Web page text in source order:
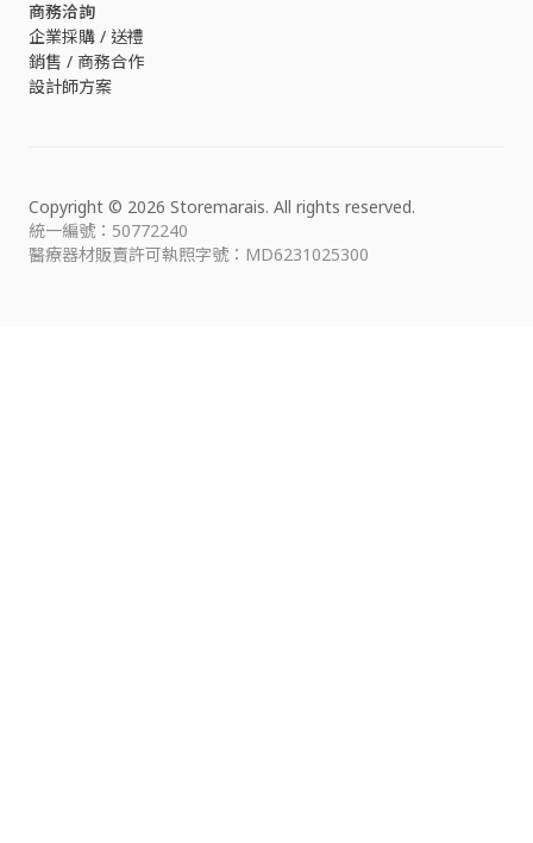
商務洽詢
企業採購 / 送禮
銷售 / 商務合作
設計師方案
Copyright © 2026 Storemarais. All rights reserved.
統一編號：50772240
醫療器材販賣許可執照字號：MD6231025300